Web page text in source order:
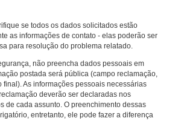
se todos os dados solicitados estão
as informações de contato - elas poderão ser
para resolução do problema relatado.
não preencha dados pessoais em
postada será pública (campo reclamação,
final). As informações pessoais necessárias
deverão ser declaradas nos
de cada assunto. O preenchimento dessas
entretanto, ele pode fazer a diferença